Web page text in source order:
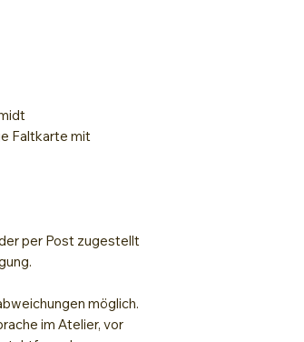
Faltkarte mit
per Post zugestellt
möglich.
im Atelier, vor